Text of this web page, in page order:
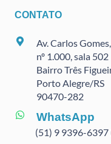
CONTATO
Av. Carlos Gomes,
nº 1.000, sala 502
Bairro Três
Porto Alegre/RS
90470-282
WhatsApp
(51) 9 9396-6397